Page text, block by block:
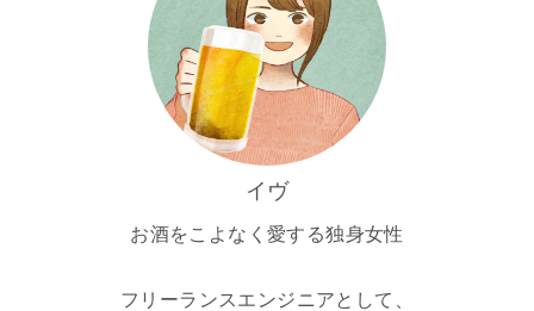
イヴ
お酒をこよなく愛する独身女性
フリーランスエンジニアとして、